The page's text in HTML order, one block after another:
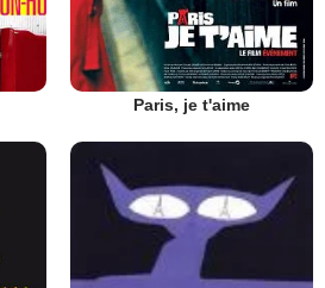
Paris, je t'aime